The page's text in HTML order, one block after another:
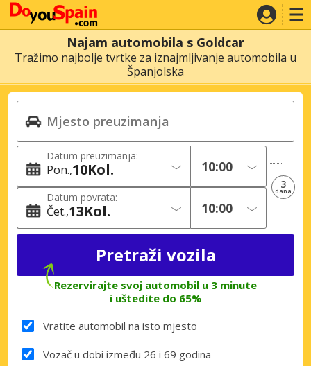
Najam automobila s Goldcar
Tražimo najbolje tvrtke za iznajmljivanje automobila u
Španjolska
Datum preuzimanja:
Pon. 10Kol.
Datum povrata:
Čet. 13Kol.
3
dana
Rezervirajte svoj automobil u 3 minute
i uštedite do 65%
Vratite automobil na isto mjesto
Vozač u dobi između 26 i 69 godina